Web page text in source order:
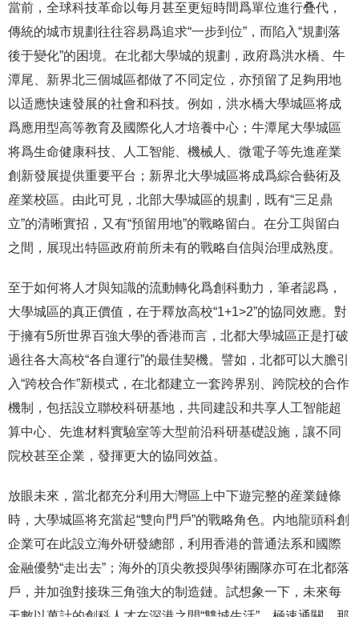
當前，全球科技革命以每月甚至更短時間爲單位進行叠代，
傳統的城市規劃往往容易爲追求“一步到位”，而陷入“規劃落
後于變化”的困境。在北都大學城的規劃，政府爲洪水橋、牛
潭尾、新界北三個城區都做了不同定位，亦預留了足夠用地
以适應快速發展的社會和科技。例如，洪水橋大學城區将成
爲應用型高等教育及國際化人才培養中心；牛潭尾大學城區
将爲生命健康科技、人工智能、機械人、微電子等先進産業
創新發展提供重要平台；新界北大學城區将成爲綜合藝術及
産業校區。由此可見，北部大學城區的規劃，既有“三足鼎
立”的清晰實招，又有“預留用地”的戰略留白。在分工與留白
之間，展現出特區政府前所未有的戰略自信與治理成熟度。
至于如何将人才與知識的流動轉化爲創科動力，筆者認爲，
大學城區的真正價值，在于釋放高校“1+1>2”的協同效應。對
于擁有5所世界百強大學的香港而言，北都大學城區正是打破
過往各大高校“各自運行”的最佳契機。譬如，北都可以大膽引
入“跨校合作”新模式，在北都建立一套跨界别、跨院校的合作
機制，包括設立聯校科研基地，共同建設和共享人工智能超
算中心、先進材料實驗室等大型前沿科研基礎設施，讓不同
院校甚至企業，發揮更大的協同效益。
放眼未來，當北都充分利用大灣區上中下遊完整的産業鏈條
時，大學城區将充當起“雙向門戶”的戰略角色。内地龍頭科創
企業可在此設立海外研發總部，利用香港的普通法系和國際
金融優勢“走出去”；海外的頂尖教授與學術團隊亦可在北都落
戶，并加強對接珠三角強大的制造鏈。試想象一下，未來每